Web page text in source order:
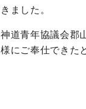
ました。
道青年協議会郡
にご奉仕できた